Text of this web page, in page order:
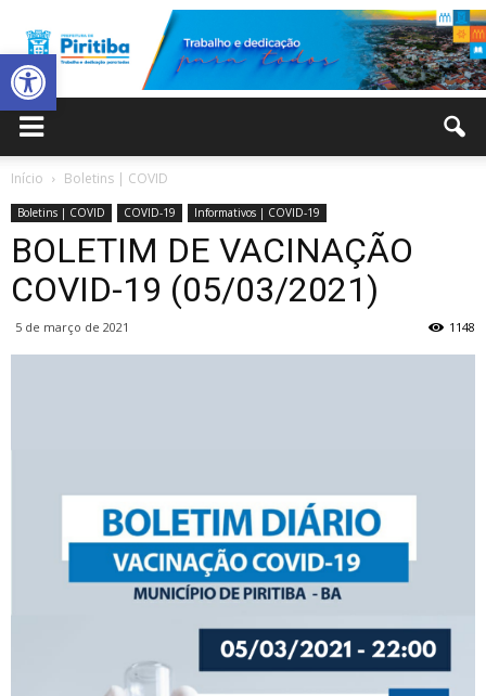
Abrir a barra de ferramentas
Municipal
Início Boletins | COVID
Boletins | COVID COVID-19 Informativos | COVID-19
BOLETIM DE VACINAÇÃO
COVID-19 (05/03/2021)
5 de março de 2021 1148